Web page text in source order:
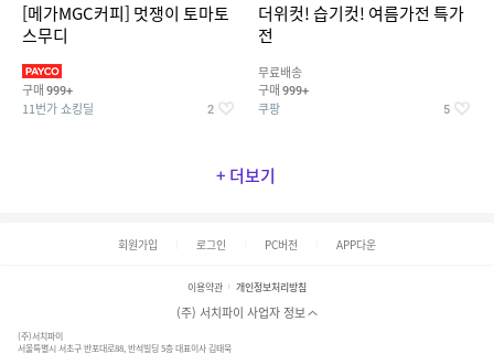
[메가MGC커피] 멋쟁이 토마토
스무디
구매 999+
11번가 쇼킹딜 2
더위컷! 습기컷! 여름가전 특가
전
무료배송
구매 999+
쿠팡 5
+ 더보기
회원가입 로그인 PC버전 APP다운
이용약관 개인정보처리방침
(주) 서치파이 사업자 정보
(주)서치파이
서울특별시 서초구 반포대로88, 반석빌딩 5층 대표이사 김태묵